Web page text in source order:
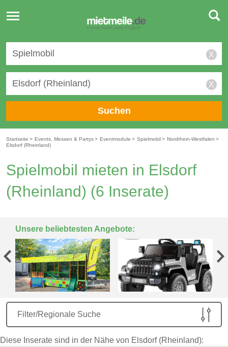
Toggle
navigation
X
X
Suchen
Startseite > Events, Messen & Partys> Eventmodule > Spielmobil> Nordrhein-Westfalen >
Elsdorf (Rheinland)
Spielmobil mieten in Elsdorf
(Rheinland) (6 Inserate)
Unsere beliebtesten Angebote:
Filter/Regionale Suche
Diese Inserate sind in der Nähe von Elsdorf (Rheinland):